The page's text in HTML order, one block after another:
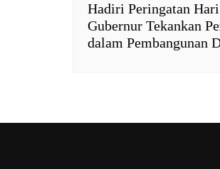
Hadiri Peringatan
Gubernur Tekankan
dalam Pembangunan